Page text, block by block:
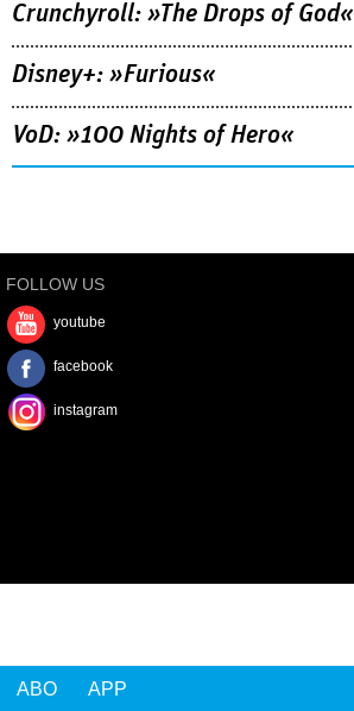
ABO APP
Crunchyroll: »The Drops of God«
Disney+: »Furious«
VoD: »100 Nights of Hero«
FOLLOW US
youtube
facebook
instagram